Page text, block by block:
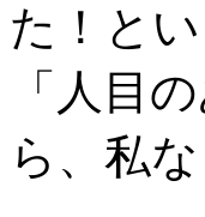
た！と
「人目
ら、私